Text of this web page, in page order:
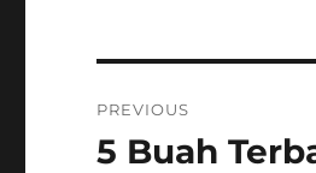
navigation
PREVIOUS
Previous
5 Buah